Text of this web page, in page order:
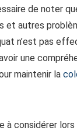
de noter
et autres
n’est pas
une
maintenir la
à considérer